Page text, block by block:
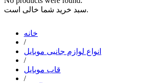
سبد خرید شما خالی است.
خانه
/
انواع لوازم جانبی موبایل
/
قاب موبایل
/